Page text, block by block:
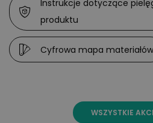
Instrukcje dotyczące
produktu
Cyfrowa mapa materiałów
WSZYSTKIE